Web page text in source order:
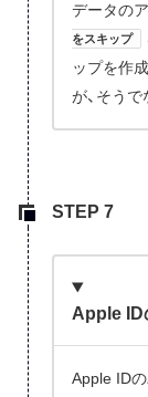
データの
をスキップ
ップを作
が、そう
Apple ID
Apple IDの